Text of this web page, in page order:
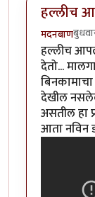
हल्लीच
मदनबाण
हल्लीच
देतो...
देखील
असतील हा
आता नविन